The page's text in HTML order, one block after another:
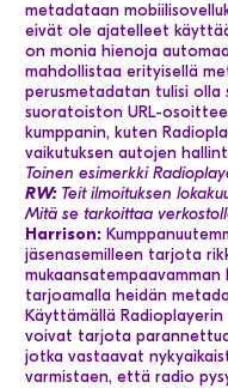
metadataan
eivät ole ajatelleet
on monia hienoja
mahdollistaa erityisellä
perusmetadatan tulisi olla
suoratoiston URL-
kumppanin, kuten
vaikutuksen autojen
Toinen esimerkki
RW:Teit ilmoituksen
Mitä se tarkoittaa
Harrison:
jäsenasemilleen tarjota
tarjoamalla heidän
Käyttämällä
voivat tarjota
jotka vastaavat
varmistaen, että radio